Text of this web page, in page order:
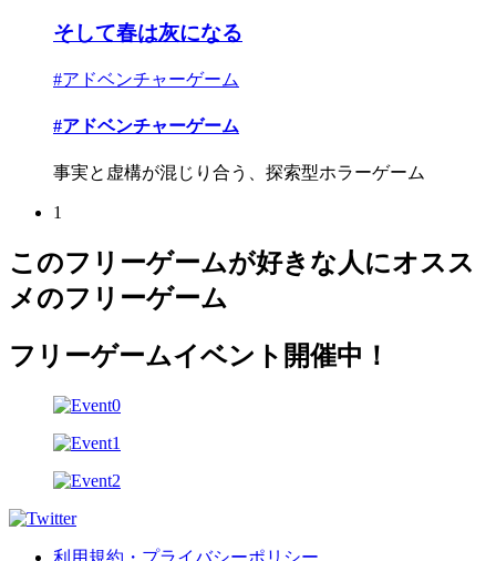
そして春は灰になる
#アドベンチャーゲーム
#アドベンチャーゲーム
事実と虚構が混じり合う、探索型ホラーゲーム
1
このフリーゲームが好きな人にオスス
メのフリーゲーム
フリーゲームイベント開催中！